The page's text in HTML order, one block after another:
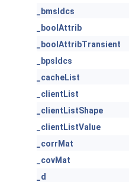
_bmsIdcs
_boolAttrib
_boolAttribTransient
_bpsIdcs
_cacheList
_clientList
_clientListShape
_clientListValue
_corrMat
_covMat
_d